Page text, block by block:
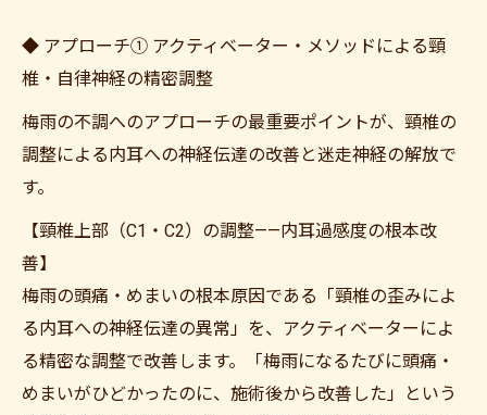
◆ アプローチ① アクティベーター・メソッドによる頸
椎・自律神経の精密調整
梅雨の不調へのアプローチの最重要ポイントが、頸椎の
調整による内耳への神経伝達の改善と迷走神経の解放で
す。
【頸椎上部（C1・C2）の調整——内耳過感度の根本改
善】
梅雨の頭痛・めまいの根本原因である「頸椎の歪みによ
る内耳への神経伝達の異常」を、アクティベーターによ
る精密な調整で改善します。「梅雨になるたびに頭痛・
めまいがひどかったのに、施術後から改善した」という